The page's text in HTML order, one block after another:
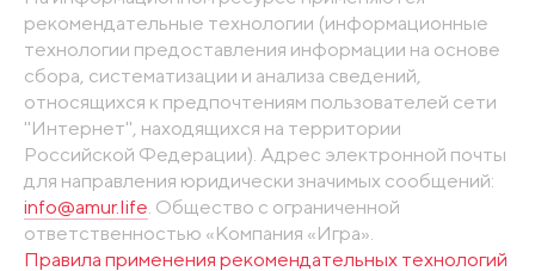
рекомендательные технологии (информационные
технологии предоставления информации на основе
сбора, систематизации и анализа сведений,
относящихся к предпочтениям пользователей сети
"Интернет", находящихся на территории
Российской Федерации). Адрес электронной почты
для направления юридически значимых сообщений:
info@amur.life. Общество с ограниченной
ответственностью «Компания «Игра».
Правила применения рекомендательных технологий